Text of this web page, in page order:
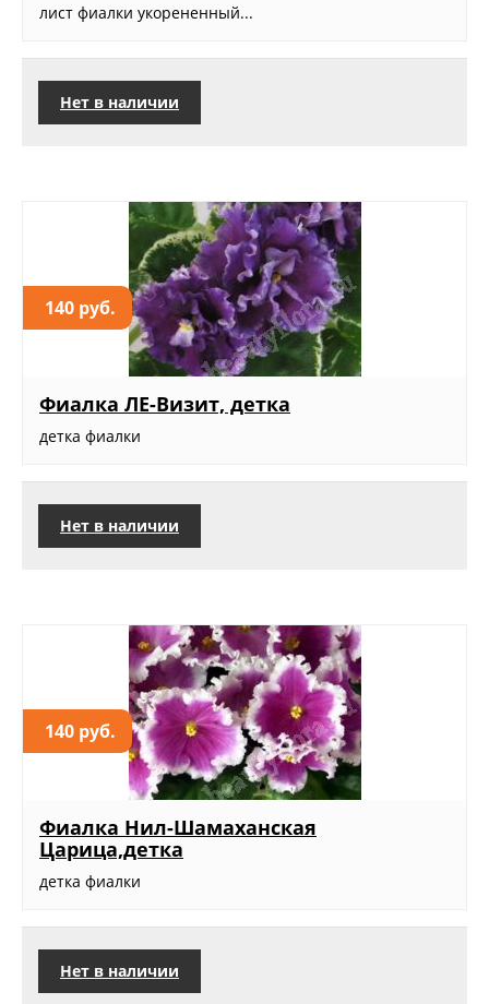
лист фиалки укорененный...
Нет в наличии
140 руб.
Фиалка ЛЕ-Визит, детка
детка фиалки
Нет в наличии
140 руб.
Фиалка Нил-Шамаханская
Царица,детка
детка фиалки
Нет в наличии